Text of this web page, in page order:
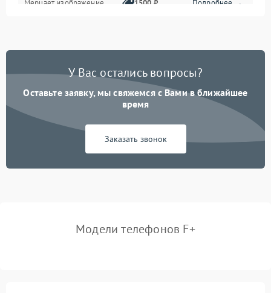
Мерцает изображение 1500 ₽ Подробнее →
У Вас остались вопросы?
Оставьте заявку, мы свяжемся с Вами в ближайшее
время
Заказать звонок
Модели телефонов F+